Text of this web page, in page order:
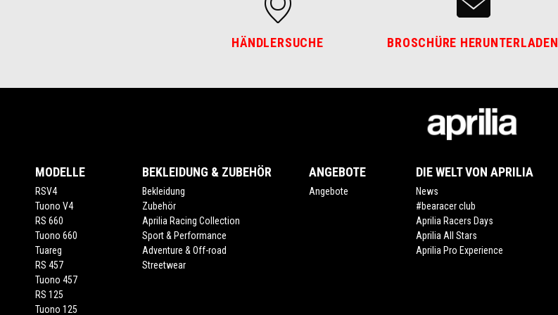
HÄNDLERSUCHE BROSCHÜRE HERUNTERLADEN
MODELLE
RSV4
Tuono V4
RS 660
Tuono 660
Tuareg
RS 457
Tuono 457
RS 125
Tuono 125
BEKLEIDUNG & ZUBEHÖR
Bekleidung
Zubehör
Aprilia Racing Collection
Sport & Performance
Adventure & Off-road
Streetwear
ANGEBOTE
Angebote
DIE WELT VON APRILIA
News
#bearacer club
Aprilia Racers Days
Aprilia All Stars
Aprilia Pro Experience